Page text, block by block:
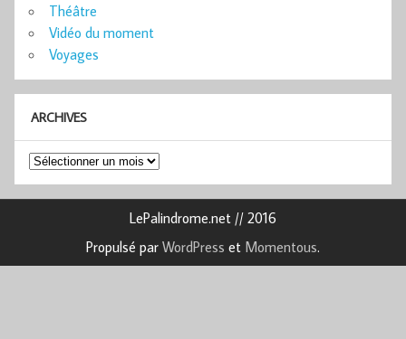
Théâtre
Vidéo du moment
Voyages
ARCHIVES
Archives
LePalindrome.net // 2016
Propulsé par WordPress et Momentous.